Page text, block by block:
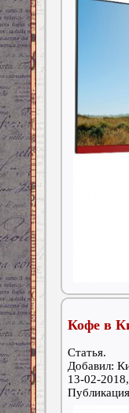
Кофе в
Статья.
Добавил:
13-02-